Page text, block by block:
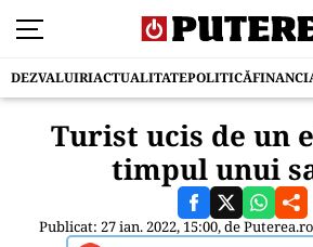
DEZVALUIRIACTUALITATEPOLITICĂ
Turist ucis de un
timpul unui
Publicat: 27 ian. 2022, 15:00, dePuterea.ro